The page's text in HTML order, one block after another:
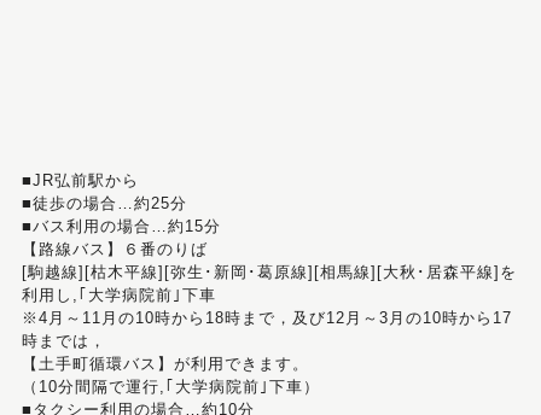
■JR弘前駅から
■徒歩の場合…約25分
■バス利用の場合…約15分
【路線バス】６番のりば
[駒越線][枯木平線][弥生･新岡･葛原線][相馬線][大秋･居森平線]を
利用し,｢大学病院前｣下車
※4月～11月の10時から18時まで，及び12月～3月の10時から17
時までは，
【土手町循環バス】が利用できます。
（10分間隔で運行,｢大学病院前｣下車）
■タクシー利用の場合…約10分